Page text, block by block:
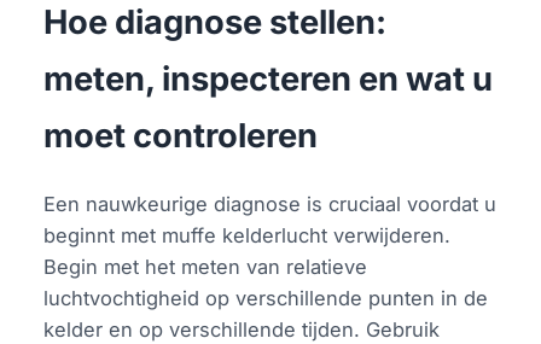
Hoe diagnose stellen:
meten, inspecteren en wat u
moet controleren
Een nauwkeurige diagnose is cruciaal voordat u
beginnt met muffe kelderlucht verwijderen.
Begin met het meten van relatieve
luchtvochtigheid op verschillende punten in de
kelder en op verschillende tijden. Gebruik